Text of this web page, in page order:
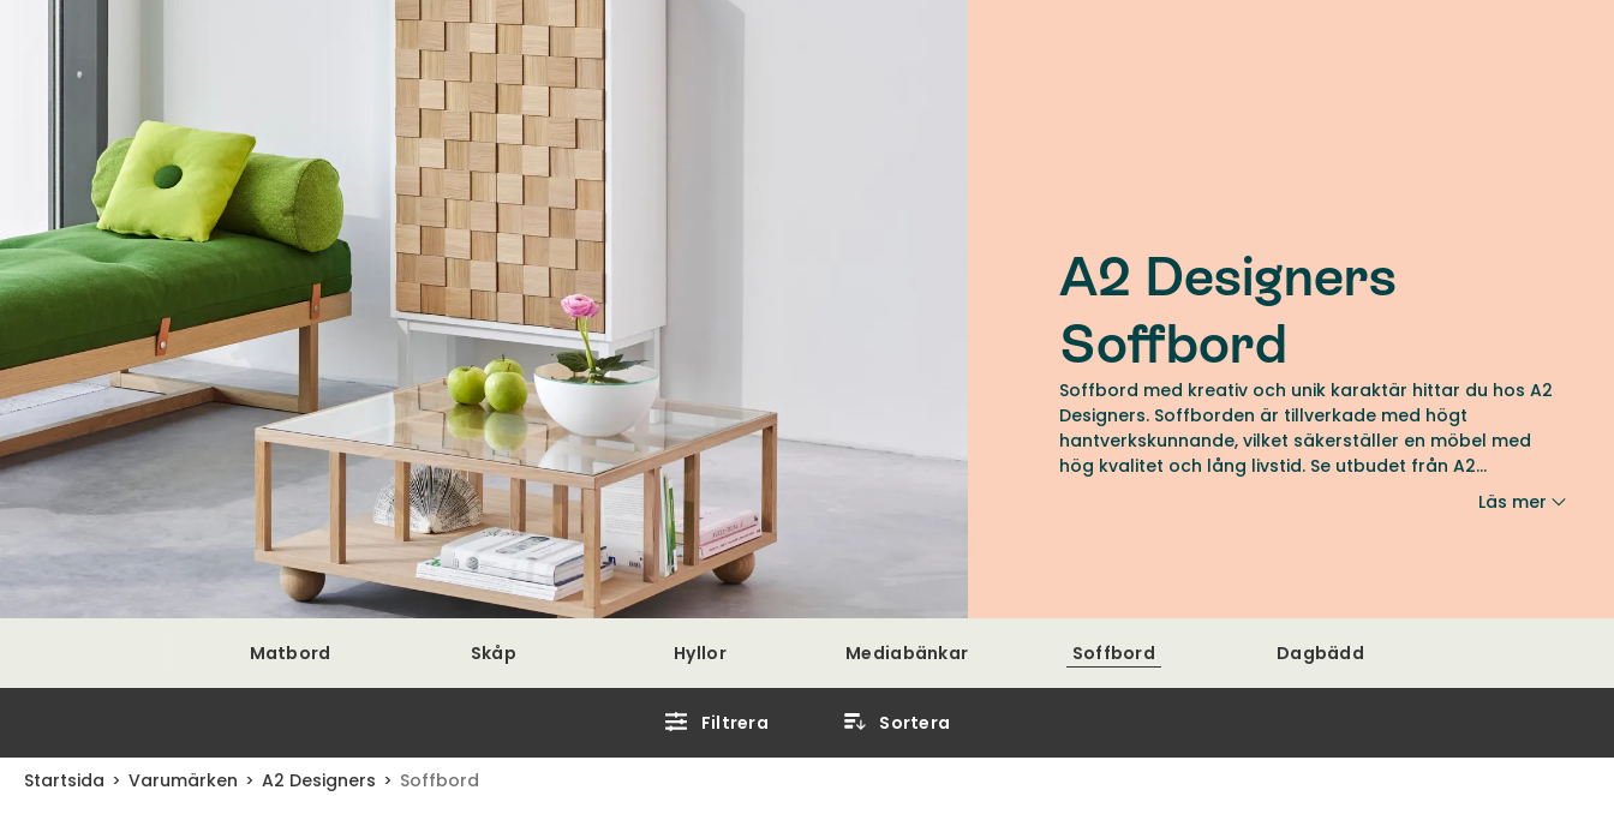
A2 Designers
Soffbord
Soffbord med kreativ och unik karaktär hittar du hos A2
Designers. Soffborden är tillverkade med högt
hantverkskunnande, vilket säkerställer en möbel med
hög kvalitet och lång livstid. Se utbudet från A2
Läs mer
Matbord Skåp Hyllor Mediabänkar Soffbord Dagbädd
Filtrera Sortera
Startsida Varumärken A2 Designers Soffbord